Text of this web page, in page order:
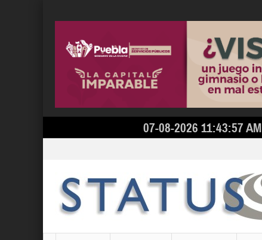
07-08-2026 11:43:57 AM